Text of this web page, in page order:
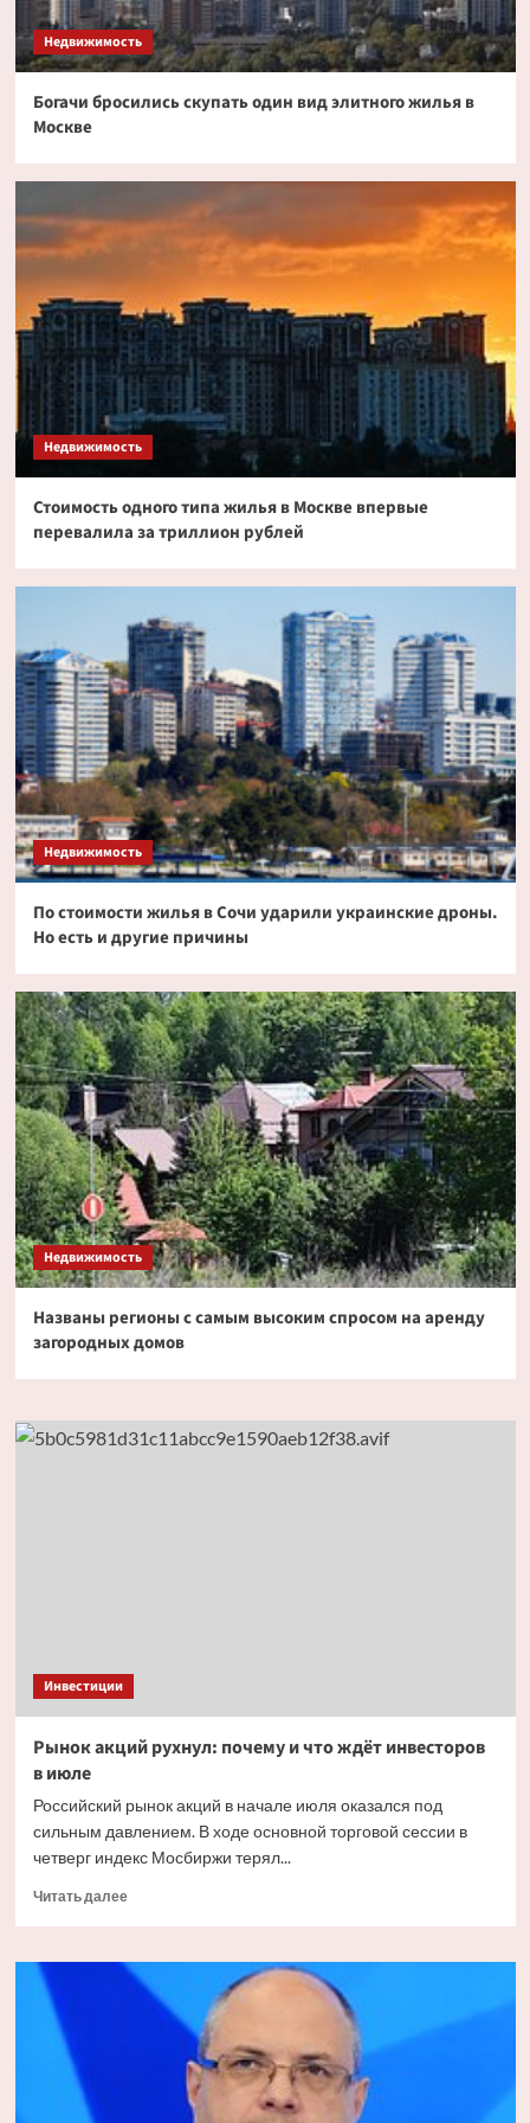
3
токенизированных акциях
Криптовалюта
Криптовалюта
Эксперт PlanB допустил снижение биткоина
до $52 000
Недвижимость
Богачи бросились скупать один вид элитного жилья в
Москве
Недвижимость
Стоимость одного типа жилья в Москве впервые
перевалила за триллион рублей
Недвижимость
По стоимости жилья в Сочи ударили украинские дроны.
Но есть и другие причины
Недвижимость
Названы регионы с самым высоким спросом на аренду
загородных домов
Инвестиции
Рынок акций рухнул: почему и что ждёт инвесторов
в июле
Российский рынок акций в начале июля оказался под
сильным давлением. В ходе основной торговой сессии в
четверг индекс Мосбиржи терял...
Читать далееПрочитать
Рынок
акций
рухнул:
инвесторов